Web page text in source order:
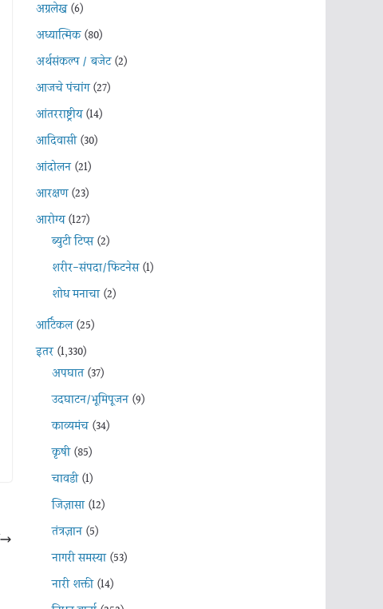
अग्रलेख(6)
अध्यात्मिक(80)
अर्थसंकल्प / बजेट(2)
आजचे पंचांग(27)
आंतरराष्ट्रीय(14)
आदिवासी(30)
आंदोलन(21)
आरक्षण(23)
आरोग्य(127)
ब्युटी टिप्स(2)
शरीर-संपदा/फिटनेस(1)
शोध मनाचा(2)
आर्टिकल(25)
इतर(1,330)
अपघात(37)
उदघाटन/भूमिपूजन(9)
काव्यमंच(34)
कृषी(85)
चावडी(1)
जिज्ञासा(12)
तंत्रज्ञान(5)
नागरी समस्या(53)
नारी शक्ती(14)